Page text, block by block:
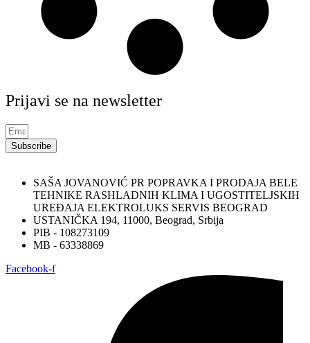
Prijavi se na newsletter
Subscribe
SAŠA JOVANOVIĆ PR POPRAVKA I PRODAJA BELE
TEHNIKE RASHLADNIH KLIMA I UGOSTITELJSKIH
UREĐAJA ELEKTROLUKS SERVIS BEOGRAD
USTANIČKA 194, 11000, Beograd, Srbija
PIB - 108273109
MB - 63338869
Facebook-f